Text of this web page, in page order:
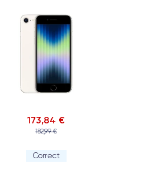
173,84 €
182,99 €
Correct